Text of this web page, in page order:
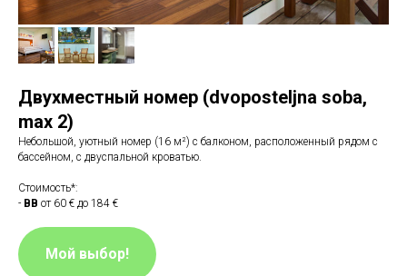
Двухместный номер (dvoposteljnа sobа,
max 2)
Небольшой, уютный номер (16 м²) с балконом, расположенный рядом с
бассейном, с двуспальной кроватью.
Стоимость*:
- BB от 60 € до 184 €
Мой выбор!